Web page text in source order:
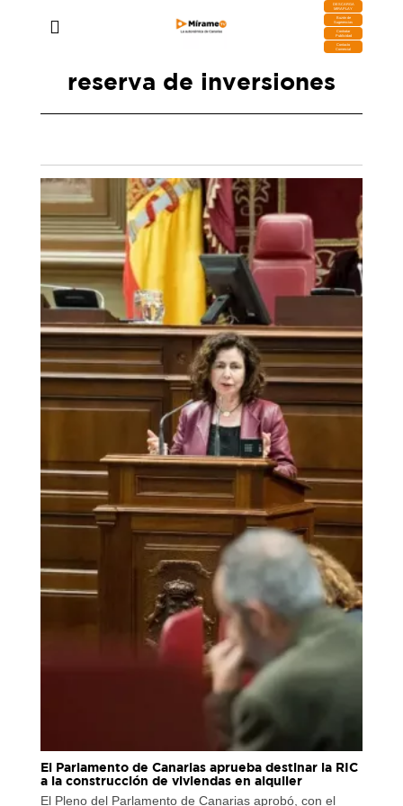
DESCARGA
MIRAPLAY
Buzón de
Sugerencias
Contratar
Publicidad
Contacto
Comercial
reserva de inversiones
El Parlamento de Canarias aprueba destinar la RIC
a la construcción de viviendas en alquiler
El Pleno del Parlamento de Canarias aprobó, con el